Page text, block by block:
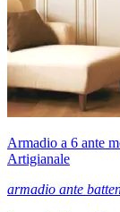
Armadio a 6 ante
Artigianale
armadio ante